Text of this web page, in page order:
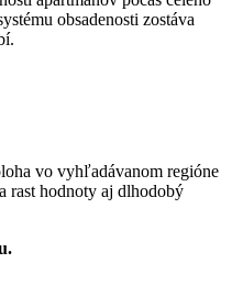
obsadenosti zostáva
vo vyhľadávanom regióne
rast hodnoty aj dlhodobý